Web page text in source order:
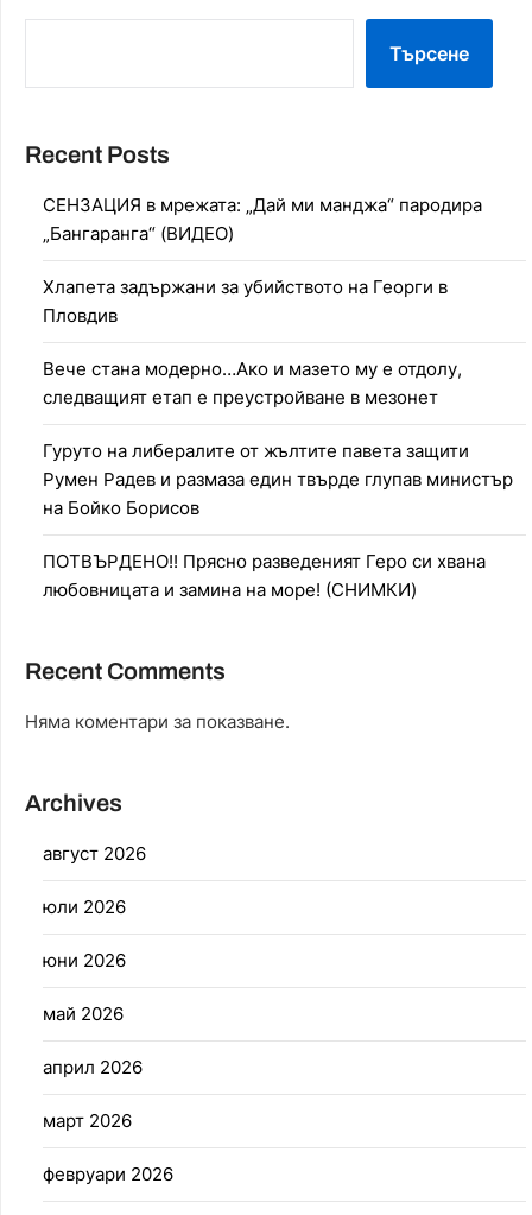
Търсене
Recent Posts
СЕНЗАЦИЯ в мрежата: „Дай ми манджа“ пародира
„Бангаранга“ (ВИДЕО)
Хлапета задържани за убийството на Георги в
Пловдив
Вече стана модерно…Ако и мазето му е отдолу,
следващият етап е преустройване в мезонет
Гуруто на либералите от жълтите павета защити
Румен Радев и размаза един твърде глупав министър
на Бойко Борисов
ПОТВЪРДЕНО!! Прясно разведеният Геро си хвана
любовницата и замина на море! (СНИМКИ)
Recent Comments
Няма коментари за показване.
Archives
август 2026
юли 2026
юни 2026
май 2026
април 2026
март 2026
февруари 2026